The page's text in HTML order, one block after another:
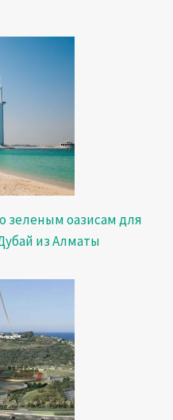
зеленым оазисам для
из Алматы